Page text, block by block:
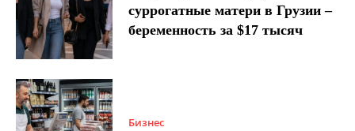
суррогатные матери в Грузии –
беременность за $17 тысяч
Бизнес